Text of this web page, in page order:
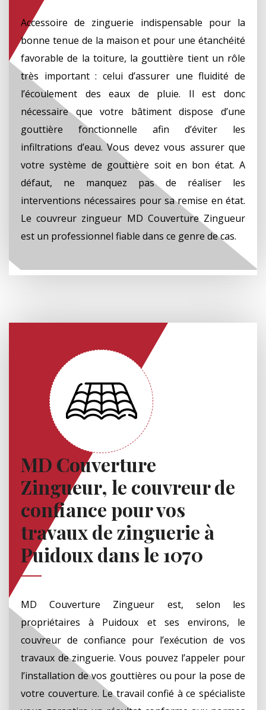
Accessoire de zinguerie indispensable pour la
bonne tenue de la maison et pour une étanchéité
favorable de la toiture, la gouttière tient un rôle
très important : celui d’assurer une fluidité de
l’écoulement des eaux de pluie. Il est donc
nécessaire que votre bâtiment dispose d’une
gouttière fonctionnelle afin d’éviter les
infiltrations d’eau. Vous devez vous assurer que
votre système de gouttière soit en bon état. A
défaut, ne manquez pas de réaliser les
interventions nécessaires pour sa remise en état.
Le couvreur zingueur MD Couverture Zingueur
est un professionnel fiable dans ce genre de cas.
MD Couverture
Zingueur, le couvreur de
confiance pour vos
travaux de zinguerie à
Puidoux dans le 1070
MD Couverture Zingueur est, selon les
propriétaires à Puidoux et ses environs, le
couvreur de confiance pour l’exécution de vos
travaux de zinguerie. Vous pouvez l’appeler pour
l’installation de vos gouttières ou pour la pose de
votre couverture. Le travail confié à ce spécialiste